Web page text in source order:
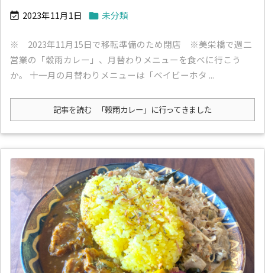
 2023年11月1日  未分類
※ 2023年11月15日で移転準備のため閉店 ※美栄橋で週二
営業の「穀雨カレー」、月替わりメニューを食べに行こう
か。 十一月の月替わりメニューは「ベイビーホタ ...
記事を読む 「穀雨カレー」に行ってきました